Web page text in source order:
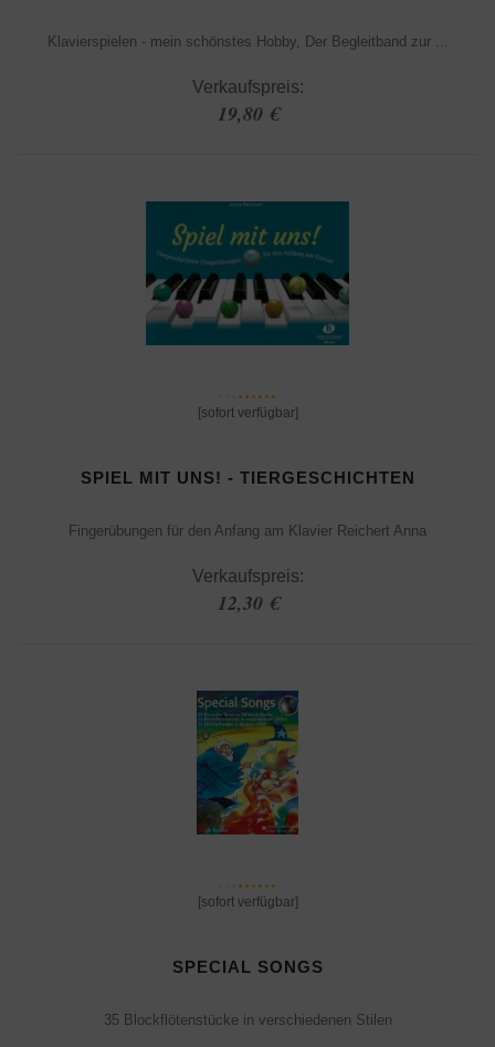
Klavierspielen - mein schönstes Hobby, Der Begleitband zur ...
Verkaufspreis:
19,80 €
[sofort verfügbar]
SPIEL MIT UNS! - TIERGESCHICHTEN
Fingerübungen für den Anfang am Klavier Reichert Anna
Verkaufspreis:
12,30 €
[sofort verfügbar]
SPECIAL SONGS
35 Blockflötenstücke in verschiedenen Stilen